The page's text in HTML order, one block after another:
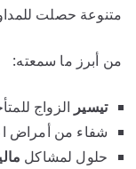
متنوعة حصلت
من أبرز ما سمعته:
تيسير الزواج
شفاء من أمراض
حلول لمشاكل